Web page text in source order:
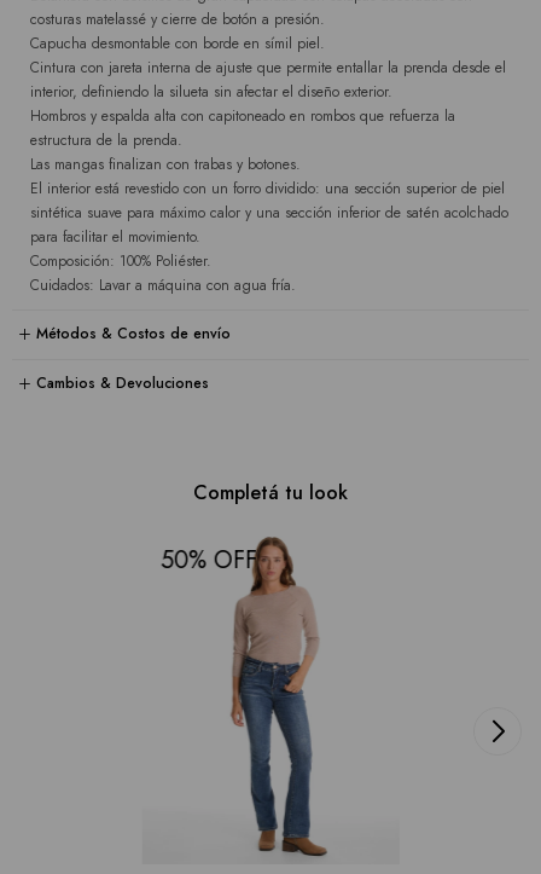
costuras matelassé y cierre de botón a presión.
Capucha desmontable con borde en símil piel.
Cintura con jareta interna de ajuste que permite entallar la prenda desde el
interior, definiendo la silueta sin afectar el diseño exterior.
Hombros y espalda alta con capitoneado en rombos que refuerza la
estructura de la prenda.
Las mangas finalizan con trabas y botones.
El interior está revestido con un forro dividido: una sección superior de piel
sintética suave para máximo calor y una sección inferior de satén acolchado
para facilitar el movimiento.
Composición: 100% Poliéster.
Cuidados: Lavar a máquina con agua fría.
Métodos & Costos de envío
Cambios & Devoluciones
Completá tu look
50